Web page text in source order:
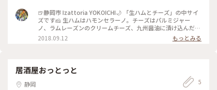
🍺静岡市 Izattoria YOKOICHI🌙 「生ハムとチーズ」の中サイ
ズです🧀 生ハムはハモンセラーノ。チーズはパルミジャー
ノ、ラムレーズンのクリームチーズ、九州醤油に漬け込んだプ
ロセスチーズが並んでいます♪ 隣の街の藤枝ハイボールや焼
津のはんぺん(黒はんぺん)など、ご当地のグルメも味わえます
長も、とても居心地がいいです^^ お気に入りのお店です✨ (静
岡では「お茶割り」=緑茶割りなのでご注意をꉂ😁) #静岡#お酒
2018.09.12 もっとみる
居酒屋おっとっと
静岡
5